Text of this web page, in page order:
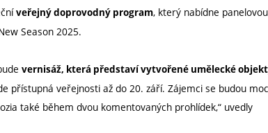
veřejný doprovodný program, který nabídne panelovou
Season 2025.
vernisáž, která představí vytvořené umělecké
přístupná veřejnosti až do 20. září. Zájemci se budou
také během dvou komentovaných prohlídek,“ uvedly